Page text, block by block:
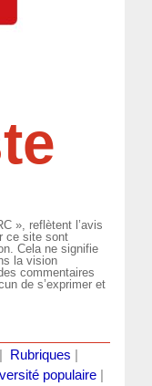
», reflètent l’avis
ce site sont
Cela ne signifie
la vision
commentaires
de s’exprimer et
Rubriques
populaire